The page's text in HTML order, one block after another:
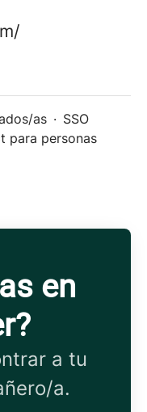
as · SSO
para personas
en
a tu
a.